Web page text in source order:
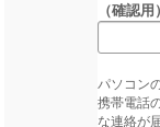
（確認用）
パソコン
携帯電話
な連絡が